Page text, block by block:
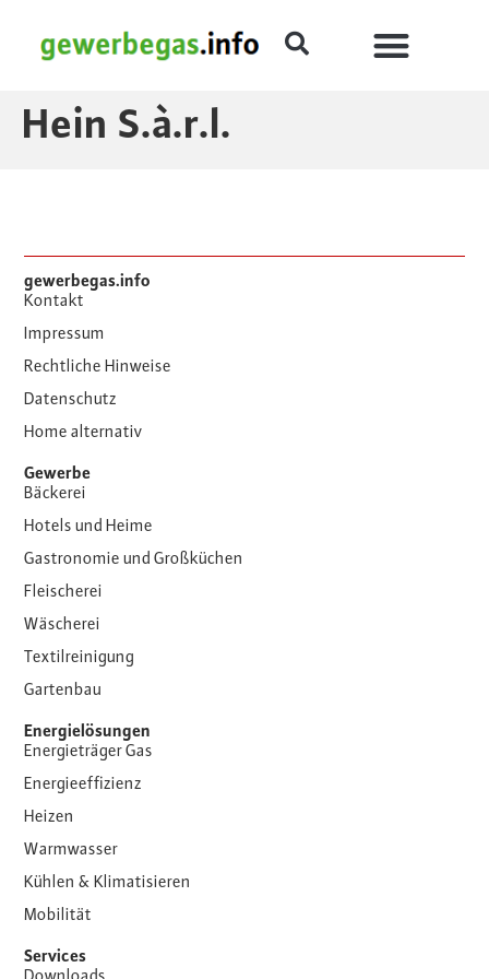
Hein S.à.r.l.
gewerbegas.info
Kontakt
Impressum
Rechtliche Hinweise
Datenschutz
Home alternativ
Gewerbe
Bäckerei
Hotels und Heime
Gastronomie und Großküchen
Fleischerei
Wäscherei
Textilreinigung
Gartenbau
Energielösungen
Energieträger Gas
Energieeffizienz
Heizen
Warmwasser
Kühlen & Klimatisieren
Mobilität
Services